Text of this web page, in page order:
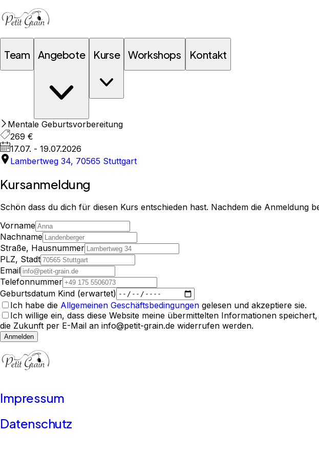
Team Angebote Kurse Workshops Kontakt
Mentale Geburtsvorbereitung
269 €
17.07. - 19.07.2026
Lambertweg 34, 70565 Stuttgart
Kursanmeldung
Schön dass du dich für diesen Kurs entschieden hast. Nachdem die Anmeldung
Vorname
Nachname
Straße, Hausnummer
PLZ, Stadt
Email
Telefonnummer
Geburtsdatum Kind (erwartet)
Ich habe die Allgemeinen Geschäftsbedingungen gelesen und akzeptiere sie.
Ich willige ein, dass diese Website meine übermittelten Informationen
die Zukunft per E-Mail an info@petit-grain.de widerrufen werden.
Anmelden
Impressum
Datenschutz